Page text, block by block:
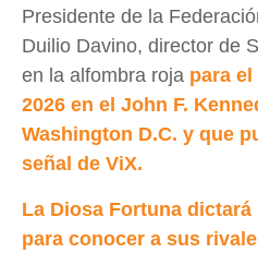
Presidente de la
Duilio Davino, director de
en la alfombra roja para el
2026 en el John F.
Washington D.C. y que
señal de ViX.
La Diosa Fortuna
para conocer a sus